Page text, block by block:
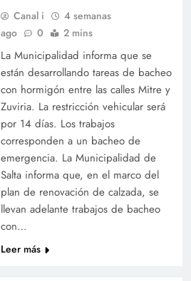
Canal i
4 semanas
ago
0 2 mins
La Municipalidad informa que se
están desarrollando tareas de bacheo
con hormigón entre las calles Mitre y
Zuviria. La restricción vehicular será
por 14 días. Los trabajos
corresponden a un bacheo de
emergencia. La Municipalidad de
Salta informa que, en el marco del
plan de renovación de calzada, se
llevan adelante trabajos de bacheo
con…
Leer más